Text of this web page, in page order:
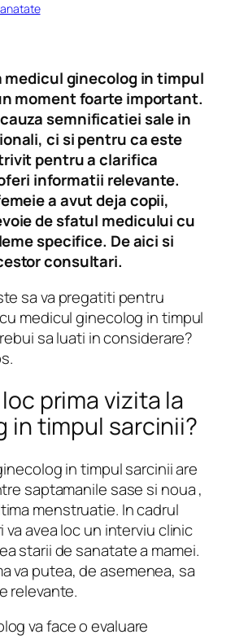
medicul ginecolog in timpul
moment foarte important.
semnificatiei sale in
ci si pentru ca este
pentru a clarifica
informatii relevante.
a avut deja copii,
de sfatul medicului cu
specifice. De aici si
consultari.
sa va pregatiti pentru
medicul ginecolog in timpul
sa luati in considerare?
prima vizita la
in timpul sarcinii?
in timpul sarcinii are
saptamanile sase si noua ,
menstruatie. In cadrul
avea loc un interviu clinic
starii de sanatate a mamei.
va putea, de asemenea, sa
relevante.
va face o evaluare